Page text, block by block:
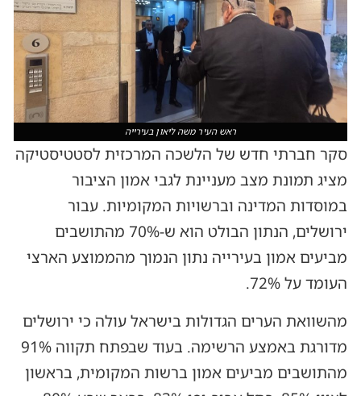
ראש העיר משה ליאון בעירייה
סקר חברתי חדש של הלשכה המרכזית לסטטיסטיקה
מציג תמונת מצב מעניינת לגבי אמון הציבור
במוסדות המדינה וברשויות המקומיות. עבור
ירושלים, הנתון הבולט הוא ש-70% מהתושבים
מביעים אמון בעירייה נתון הנמוך מהממוצע הארצי
העומד על 72%.
מהשוואת הערים הגדולות בישראל עולה כי ירושלים
מדורגת באמצע הרשימה. בעוד שבפתח תקווה 91%
מהתושבים מביעים אמון ברשות המקומית, בראשון